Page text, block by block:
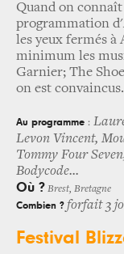
Quand on
programmation
les yeux fermés
minimum les
Garnier; The
on est
Au programme :
Levon Vincent,
Tommy Four
Bodycode...
Où ? Brest, Bretagne
Combien ? forfait 3
Festival